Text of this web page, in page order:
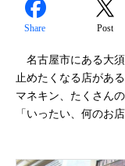
Share Post
名古屋市にある大
止めたくなる店があ
マネキン、たくさん
「いったい、何のお